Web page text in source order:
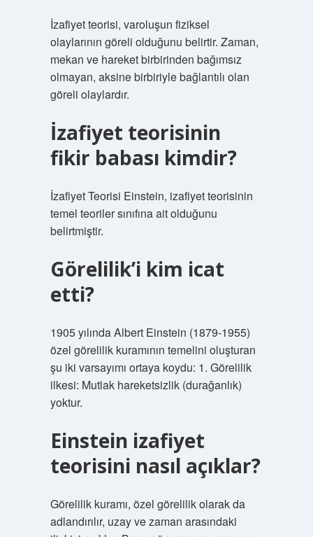
İzafiyet teorisi, varoluşun fiziksel
olaylarının göreli olduğunu belirtir. Zaman,
mekan ve hareket birbirinden bağımsız
olmayan, aksine birbiriyle bağlantılı olan
göreli olaylardır.
İzafiyet teorisinin
fikir babası kimdir?
İzafiyet Teorisi Einstein, izafiyet teorisinin
temel teoriler sınıfına ait olduğunu
belirtmiştir.
Görelilik’i kim icat
etti?
1905 yılında Albert Einstein (1879-1955)
özel görelilik kuramının temelini oluşturan
şu iki varsayımı ortaya koydu: 1. Görelilik
ilkesi: Mutlak hareketsizlik (durağanlık)
yoktur.
Einstein izafiyet
teorisini nasıl açıklar?
Görelilik kuramı, özel görelilik olarak da
adlandırılır, uzay ve zaman arasındaki